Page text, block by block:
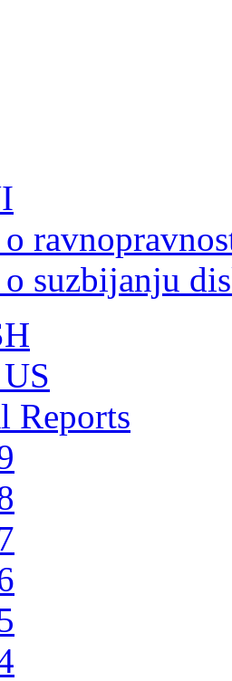
suzbijanju
Reports